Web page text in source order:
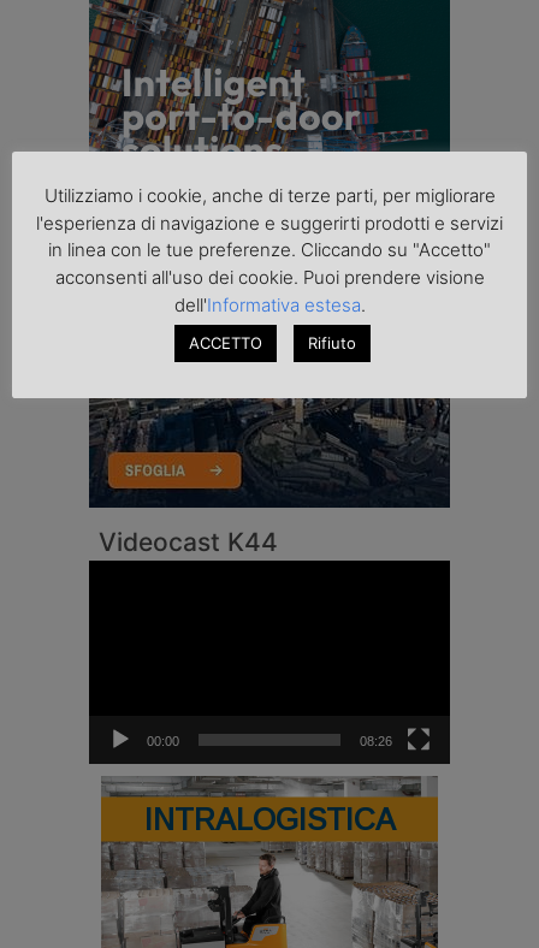
Videocast K44
00:00 08:26
INTRALOGISTICA
Utilizziamo i cookie, anche di terze parti, per migliorare
l'esperienza di navigazione e suggerirti prodotti e servizi
in linea con le tue preferenze. Cliccando su "Accetto"
acconsenti all'uso dei cookie. Puoi prendere visione
dell'Informativa estesa.
ACCETTO Rifiuto